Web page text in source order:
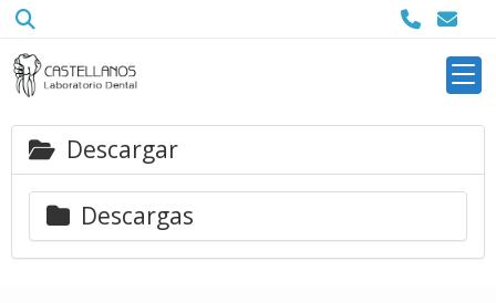
Descargar
Descargar
Descargas